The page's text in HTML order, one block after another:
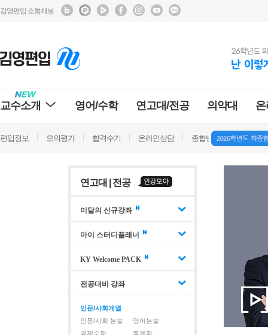
김영편입 소통채널
교수소개 영어/수학 연고대/전공 의약대
편입정보 모의평가 합격수기 온라인상담 종합반 방문상담
연고대 | 전공
이달의 신규강좌
마이 스터디플래너
KY Welcome PACK
전공대비 강좌
인문/사회계열
인문/사회 논술
영어논술
경제수학
통계학